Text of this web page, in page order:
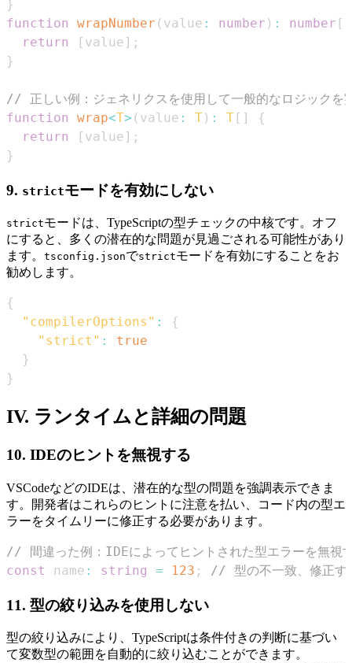
}
function
wrapNumber ( value : number ) : number [
return
[ value ] ;
}
// 正しい例：ジェネリクスを使用して一般的なロジックを
function
wrap<T> ( value : T) : T [ ]
{
return
[ value ] ;
}
9. strictモードを有効にしない
strictモードは、TypeScriptの型チェックの中核です。オフ
にすると、多くの潜在的な問題が見過ごされる可能性があり
ます。 tsconfig.jsonでstrictモードを有効にすることをお
勧めします。
{
"compilerOptions" :
{
"strict" :
true
}
}
IV. ランタイムと詳細の問題
10. IDEのヒントを無視する
VSCodeなどのIDEは、潜在的な型​​の問題を強調表示できま
す。開発者はこれらのヒントに注意を払い、コード内の型エ
ラーをタイムリーに修正する必要があります。
// 間違った例：IDEによってヒントされた型エラーを無視
const
name : string = 123 ; // 型の不一致、修正す
11. 型の絞り込みを使用しない
型の絞り込みにより、TypeScriptは条件付きの判断に基づい
て変数型の範囲を自動的に絞り込むことができます。